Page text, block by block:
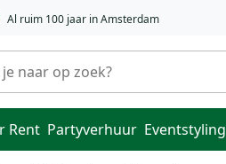
Al ruim 100 jaar in Amsterdam
Rent Partyverhuur Eventstyling